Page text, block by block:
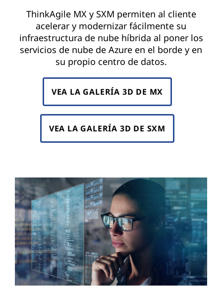
ThinkAgile MX y SXM permiten al cliente
acelerar y modernizar fácilmente su
infraestructura de nube híbrida al poner los
servicios de nube de Azure en el borde y en
su propio centro de datos.
VEA LA GALERÍA 3D DE MX
VEA LA GALERÍA 3D DE SXM